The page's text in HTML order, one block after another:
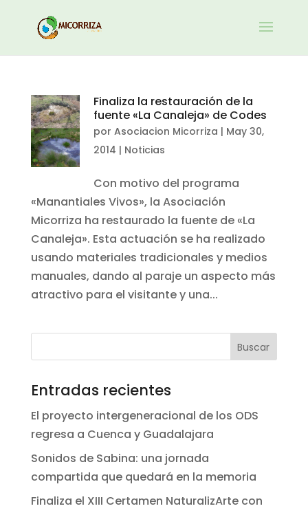
Finaliza la restauración de la
fuente «La Canaleja» de Codes
porAsociacion Micorriza | May 30,
2014 | Noticias
Con motivo del programa
«Manantiales Vivos», la Asociación
Micorriza ha restaurado la fuente de «La
Canaleja». Esta actuación se ha realizado
usando materiales tradicionales y medios
manuales, dando al paraje un aspecto más
atractivo para el visitante y una...
Entradas recientes
El proyecto intergeneracional de los ODS
regresa a Cuenca y Guadalajara
Sonidos de Sabina: una jornada
compartida que quedará en la memoria
Finaliza el XIII Certamen NaturalizArte con